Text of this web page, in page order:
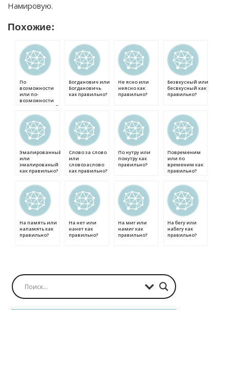
Намировую.
Похожие:
По
возможности
или по-
возможности
как правильно?
Богданович или
Богдановичь
как правильно?
Не ясно или
неясно как
правильно?
Безвкусный или
бесвкусный как
правильно?
Эмалированный
или
эмалированый
как правильно?
Слово за слово
или
словозаслово
как правильно?
По нутру или
понутру как
правильно?
Повременим
или по
временим как
правильно?
На память или
напамять как
правильно?
На нет или
нанет как
правильно?
На миг или
намиг как
правильно?
На бегу или
набегу как
правильно?